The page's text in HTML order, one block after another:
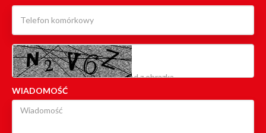
WIADOMOŚĆ